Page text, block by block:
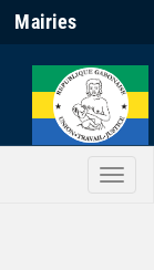
Mairies
Menu